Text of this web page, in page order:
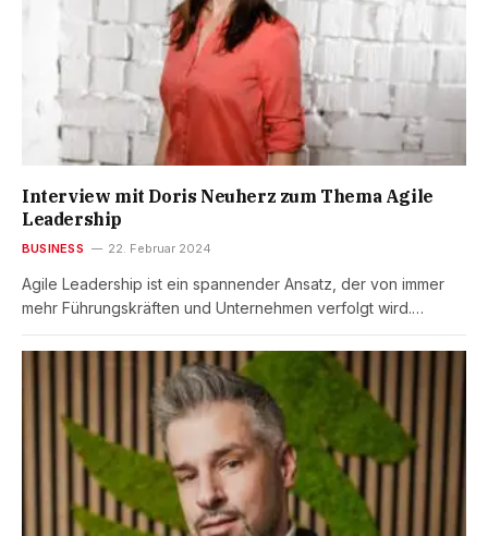
Interview mit Doris Neuherz zum Thema Agile
Leadership
BUSINESS 22. Februar 2024
Agile Leadership ist ein spannender Ansatz, der von immer
mehr Führungskräften und Unternehmen verfolgt wird.…